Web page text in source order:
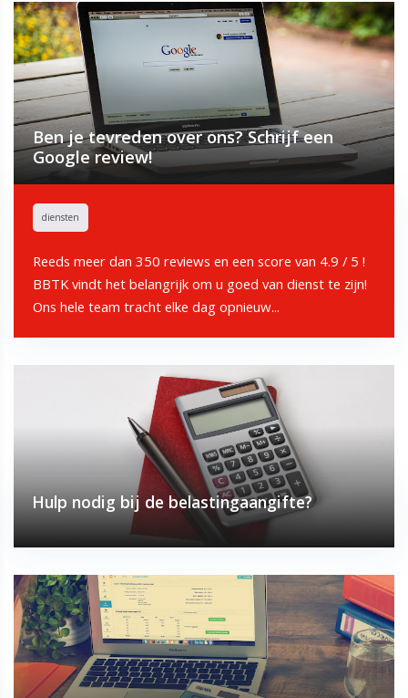
diensten
Ben je tevreden over ons? Schrijf een
Google review!
Reeds meer dan 350 reviews en een score van 4.9 / 5 !
BBTK vindt het belangrijk om u goed van dienst te zijn!
Ons hele team tracht elke dag opnieuw...
Hulp nodig bij de belastingaangifte?